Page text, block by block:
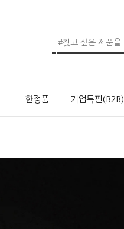
한정품 기업특판(B2B)